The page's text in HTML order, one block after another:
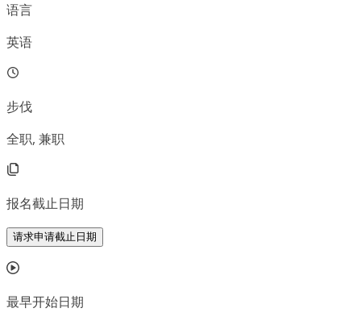
语言
英语
步伐
全职, 兼职
报名截止日期
请求申请截止日期
最早开始日期